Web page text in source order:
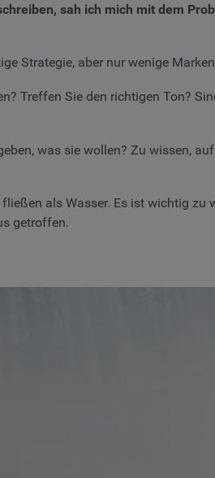
sah ich mich mit dem
Strategie, aber nur wenige
Treffen Sie den richtigen Ton?
was sie wollen? Zu wissen,
als Wasser. Es ist wichtig
getroffen.